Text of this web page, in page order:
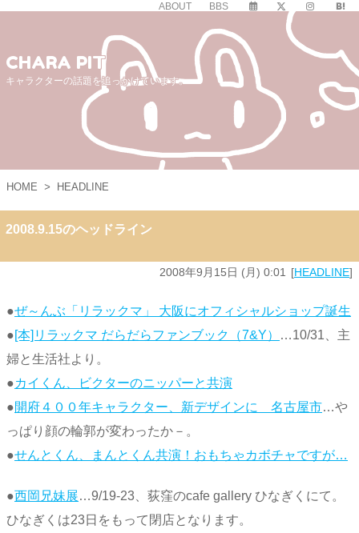
ABOUT BBS
CHARA PIT
キャラクターの話題を追っかけています。
HOME > HEADLINE
2008.9.15のヘッドライン
2008年9月15日 (月) 0:01 HEADLINE
●ぜ～んぶ「リラックマ」 大阪にオフィシャルショップ誕生
●[本]リラックマ だらだらファンブック（7&Y）
…10/31、主
婦と生活社より。
●カイくん、ビクターのニッパーと共演
●開府４００年キャラクター、新デザインに 名古屋市…や
っぱり顔の輪郭が変わったか－。
●せんとくん、まんとくん共演！おもちゃカボチャですが…
●西岡兄妹展…9/19-23、荻窪のcafe gallery ひなぎくにて。
ひなぎくは23日をもって閉店となります。